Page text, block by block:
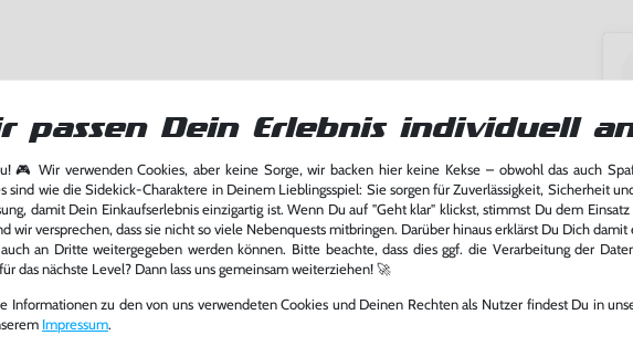
passen Dein Erlebnis individuell
🎮 Wir verwenden Cookies, aber keine Sorge, wir backen hier keine Kekse – obwohl das auch
sind wie die Sidekick-Charaktere in Deinem Lieblingsspiel: Sie sorgen für Zuverlässigkeit, Sicherheit
damit Dein Einkaufserlebnis einzigartig ist. Wenn Du auf "Geht klar" klickst, stimmst Du dem
wir versprechen, dass sie nicht so viele Nebenquests mitbringen. Darüber hinaus erklärst Du Dich damit
an Dritte weitergegeben werden können. Bitte beachte, dass dies ggf. die Verarbeitung der
das nächste Level? Dann lass uns gemeinsam weiterziehen! 🚀
Informationen zu den von uns verwendeten Cookies und Deinen Rechten als Nutzer findest Du in
Impressum.